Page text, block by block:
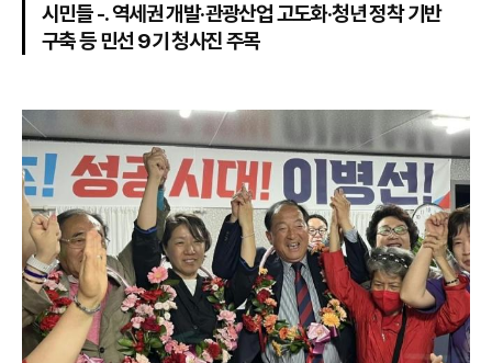
시민들 -. 역세권 개발·관광산업 고도화·청년 정착 기반
구축 등 민선 9기 청사진 주목